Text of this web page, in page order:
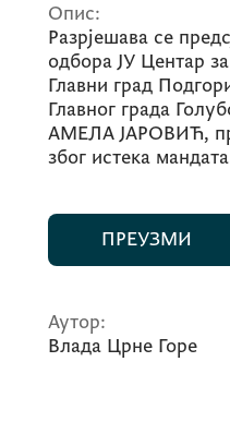
Опис:
Разрјешава се
одбора ЈУ Центар
Главни град
Главног града
АМЕЛА ЈАРОВИЋ,
због истека
Аутор:
Влада Црне Горе
ПРЕУЗМИ